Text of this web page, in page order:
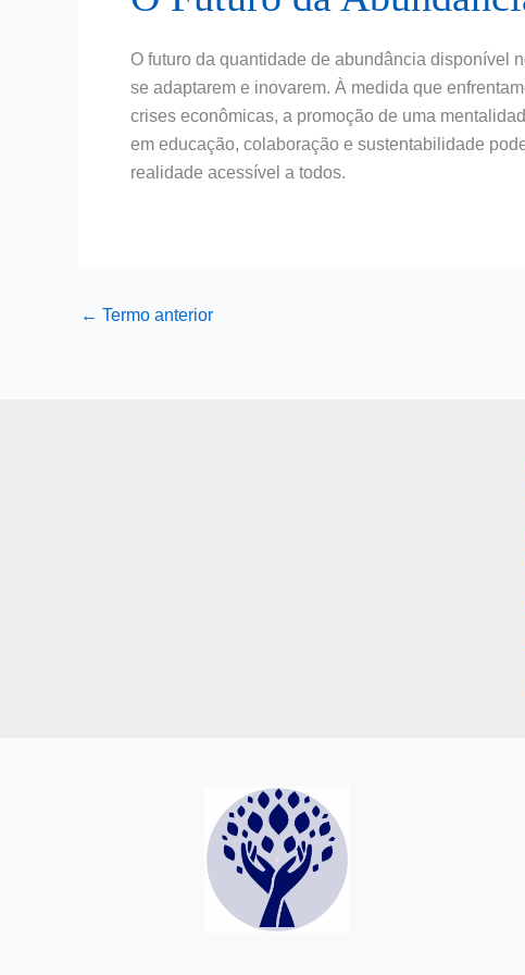
O futuro da quantidade de abundância disponível
se adaptarem e inovarem. À medida que
crises econômicas, a promoção de uma
em educação, colaboração e sustentabilidade
realidade acessível a todos.
← Termo anterior